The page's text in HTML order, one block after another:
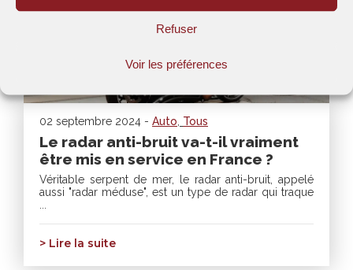
Refuser
Voir les préférences
02 septembre 2024 - Auto Tous
Le radar anti-bruit va-t-il vraiment
être mis en service en France ?
Véritable serpent de mer, le radar anti-bruit, appelé
aussi "radar méduse", est un type de radar qui traque
> Lire la suite